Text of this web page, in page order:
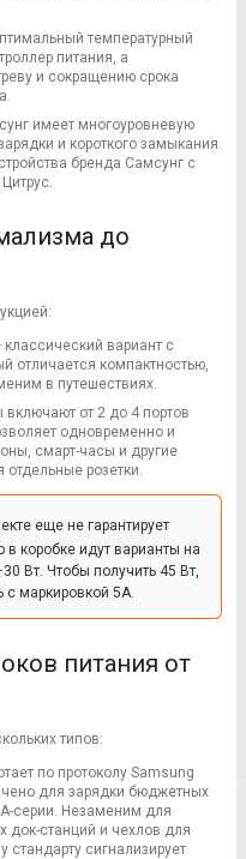
температурный
питания, а
и сокращению срока
имеет многоуровневую
и короткого замыкания.
бренда Самсунг с
до
вариант с
отличается компактностью,
в путешествиях.
от 2 до 4 портов
одновременно и
смарт-часы и другие
розетки.
еще не гарантирует
коробке идут варианты на
Вт. Чтобы получить 45 Вт,
с маркировкой 5A.
питания от
типов:
по протоколу Samsung
для зарядки бюджетных
серии. Незаменим для
док-станций и чехлов для
сигнализирует